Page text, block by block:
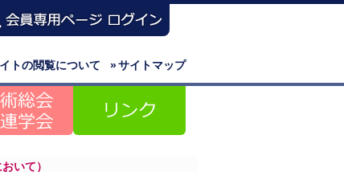
»サイトマップ
トの閲覧について
いて）